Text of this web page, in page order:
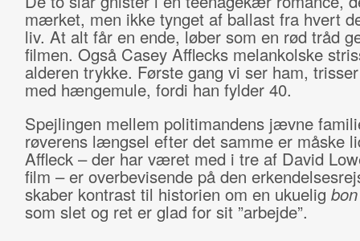
mærket, men ikke tynget af ballast fra hvert
liv. At alt får en ende, løber som en rød tråd
filmen. Også Casey Afflecks melankolske
alderen trykke. Første gang vi ser ham,
med hængemule, fordi han fylder 40.
Spejlingen mellem politimandens jævne
røverens længsel efter det samme er måske
Affleck – der har været med i tre af David
film – er overbevisende på den
skaber kontrast til historien om en ukuelig
som slet og ret er glad for sit ”arbejde”.